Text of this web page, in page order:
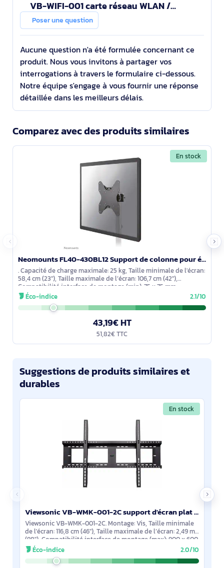
VB-WIFI-001 carte réseau WLAN /
Bluetooth
Poser une question
Aucune question n'a été formulée concernant ce
produit. Nous vous invitons à partager vos
interrogations à travers le formulaire ci-dessous.
Notre équipe s'engage à vous fournir une réponse
détaillée dans les meilleurs délais.
Comparez avec des produits similaires
En stock
Neomounts FL40-430BL12 Support de colonne pour écran 23-42" - diam. 28-50 mm
. Capacité de charge maximale: 25 kg, Taille minimale de l'écran:
58,4 cm (23"), Taille maximale de l’écran: 106,7 cm (42"),
Compatibilité interface de montage (min): 75 x 75 mm,
Compatibilité
Éco-indice 2.1/10
43,19€ HT
51,82€ TTC
Suggestions de produits similaires et
durables
En stock
Viewsonic VB-WMK-001-2C support d'écran plat pour bureau 2,49 m (98") Mur Noir
Viewsonic VB-WMK-001-2C. Montage: Vis, Taille minimale
de l'écran: 116,8 cm (46"), Taille maximale de l’écran: 2,49 m
(98"), Compatibilité interface de montage (max): 900 x 600
mm. Couleur du
Éco-indice 2.0/10